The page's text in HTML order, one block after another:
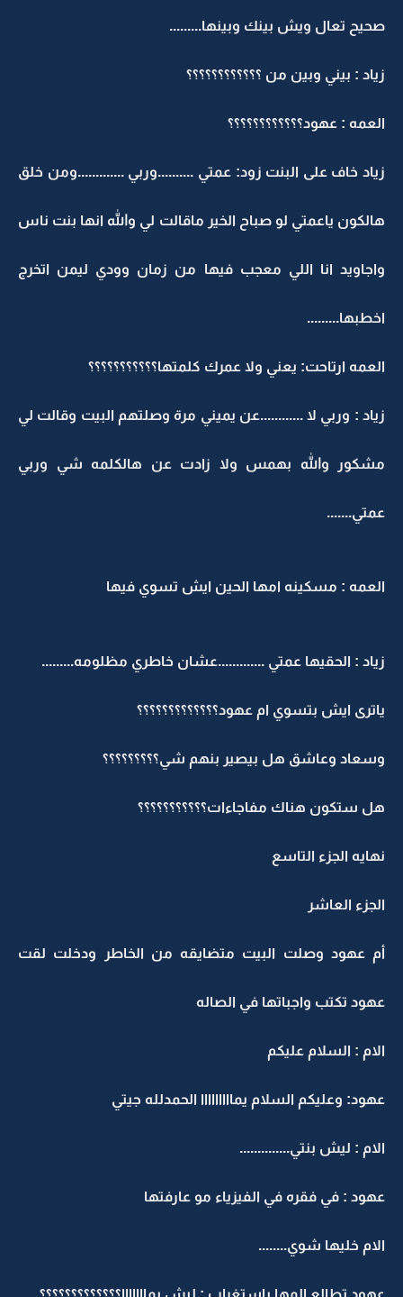
صحيح تعال ويش بينك وبينها.........
زياد : بيني وبين من ؟؟؟؟؟؟؟؟؟؟؟؟
العمه : عهود؟؟؟؟؟؟؟؟؟؟؟؟
زياد خاف على البنت زود: عمتي ..........وربي .............ومن خلق
هالكون ياعمتي لو صباح الخير ماقالت لي والله انها بنت ناس
واجاويد انا اللي معجب فيها من زمان وودي ليمن اتخرج
اخطبها.........
العمه ارتاحت: يعني ولا عمرك كلمتها؟؟؟؟؟؟؟؟؟؟؟
زياد : وربي لا ............عن يميني مرة وصلتهم البيت وقالت لي
مشكور والله بهمس ولا زادت عن هالكلمه شي وربي
عمتي.......
العمه : مسكينه امها الحين ايش تسوي فيها
زياد : الحقيها عمتي .............عشان خاطري مظلومه.........
ياترى ايش بتسوي ام عهود؟؟؟؟؟؟؟؟؟؟؟؟؟
وسعاد وعاشق هل بيصير بنهم شي؟؟؟؟؟؟؟؟؟
هل ستكون هناك مفاجاءات؟؟؟؟؟؟؟؟؟؟؟
نهايه الجزء التاسع
الجزء العاشر
أم عهود وصلت البيت متضايقه من الخاطر ودخلت لقت
عهود تكتب واجباتها في الصاله
الام : السلام عليكم
عهود: وعليكم السلام يمااااااااا الحمدلله جيتي
الام : ليش بنتي..............
عهود : في فقره في الفيزياء مو عارفتها
الام خليها شوي........
عهود تطالع المها باستغراب : ليش يمااااااا؟؟؟؟؟؟؟؟؟؟؟؟؟